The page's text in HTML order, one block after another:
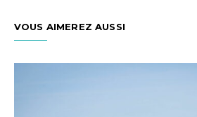
VOUS AIMEREZ AUSSI